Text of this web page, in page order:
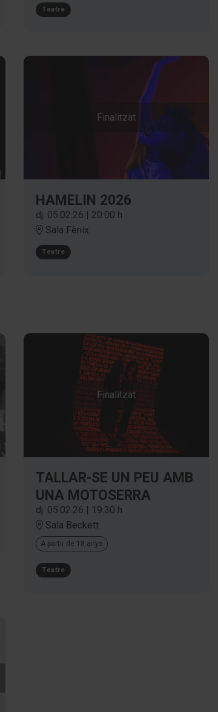
Teatre
Finalitzat
HAMELIN 2026
dj. 05.02.26 | 20:00 h
Sala Fènix
Teatre
Finalitzat
TALLAR-SE UN PEU AMB
UNA MOTOSERRA
dj. 05.02.26 | 19:30 h
Sala Beckett
A partir de 18 anys
Teatre